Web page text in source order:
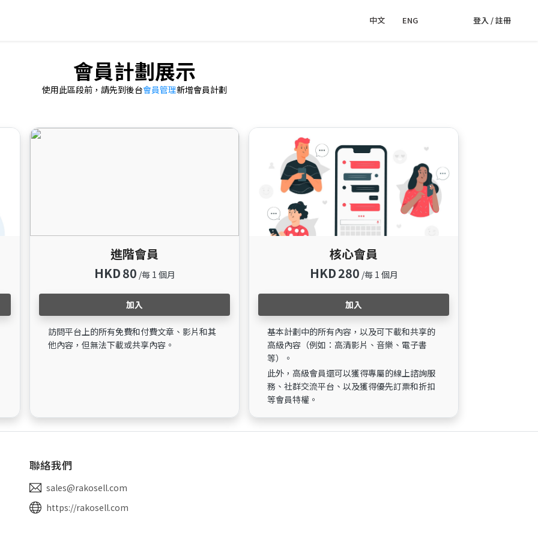
中文 ENG 登入 / 註冊
會員計劃展示
使用此區段前，請先到後台會員管理新增會員計劃
進階會員
HKD80 /每 1 個月
加入
訪問平台上的所有免費和付費文章、影片和其
他內容，但無法下載或共享內容。
核心會員
HKD280 /每 1 個月
加入
基本計劃中的所有內容，以及可下載和共享的
高級內容（例如：高清影片、音樂、電子書
等）。
此外，高級會員還可以獲得專屬的線上諮詢服
務、社群交流平台、以及獲得優先訂票和折扣
等會員特權。
聯絡我們
sales@rakosell.com
https://rakosell.com